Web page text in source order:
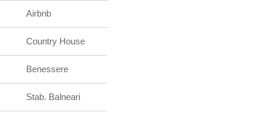
Airbnb
Country House
Benessere
Stab. Balneari